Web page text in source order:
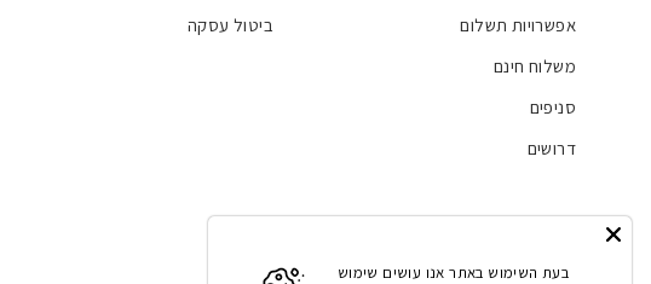
אפשרויות תשלום
משלוח חינם
סניפים
דרושים
ביטול עסקה
בעת השימוש באתר אנו עושים שימוש